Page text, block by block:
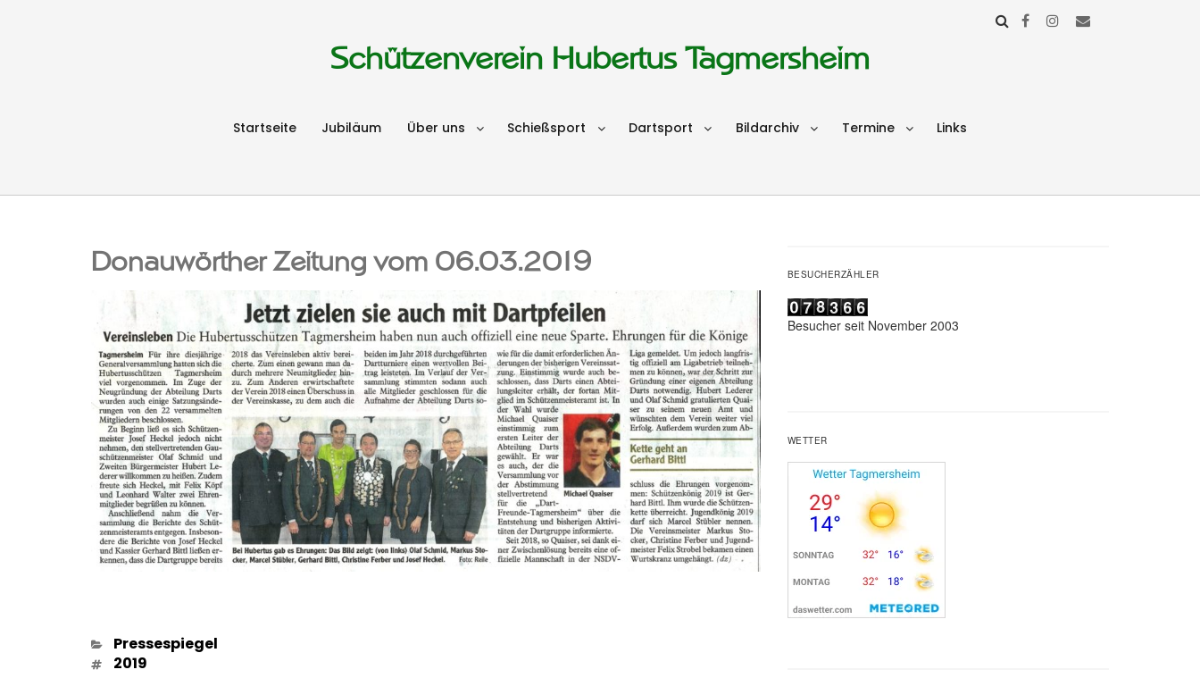
Schützenverein Hubertus Tagmersheim
Startseite Jubiläum Über uns Schießsport Dartsport Bildarchiv Termine Links
Donauwörther Zeitung vom 06.03.2019
Kategorien
Pressespiegel
Schlagwörter
2019
BESUCHERZÄHLER
Besucher seit November 2003
WETTER